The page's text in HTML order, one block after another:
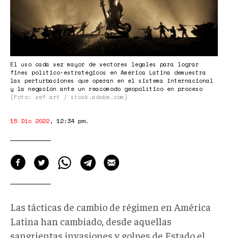
El uso cada vez mayor de vectores legales para lograr
fines político-estratégicos en América Latina demuestra
las perturbaciones que operan en el sistema internacional
y la negación ante un reacomodo geopolítico en proceso
(Foto: zef art / stock.adobe.com)
15 Dic 2022, 12:34 pm.
Las tácticas de cambio de régimen en América
Latina han cambiado, desde aquellas
sangrientas invasiones y golpes de Estado el